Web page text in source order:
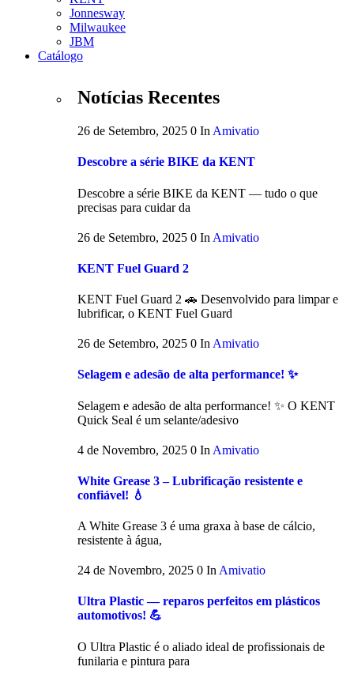
Jonnesway
Milwaukee
JBM
Catálogo
Notícias Recentes
26 de Setembro, 2025 0 In Amivatio
Descobre a série BIKE da KENT
Descobre a série BIKE da KENT — tudo o que
precisas para cuidar da
26 de Setembro, 2025 0 In Amivatio
KENT Fuel Guard 2
KENT Fuel Guard 2 🚗 Desenvolvido para limpar e
lubrificar, o KENT Fuel Guard
26 de Setembro, 2025 0 In Amivatio
Selagem e adesão de alta performance! ✨
Selagem e adesão de alta performance! ✨ O KENT
Quick Seal é um selante/adesivo
4 de Novembro, 2025 0 In Amivatio
White Grease 3 – Lubrificação resistente e
confiável! 💧
A White Grease 3 é uma graxa à base de cálcio,
resistente à água,
24 de Novembro, 2025 0 In Amivatio
Ultra Plastic — reparos perfeitos em plásticos
automotivos! 💪
O Ultra Plastic é o aliado ideal de profissionais de
funilaria e pintura para